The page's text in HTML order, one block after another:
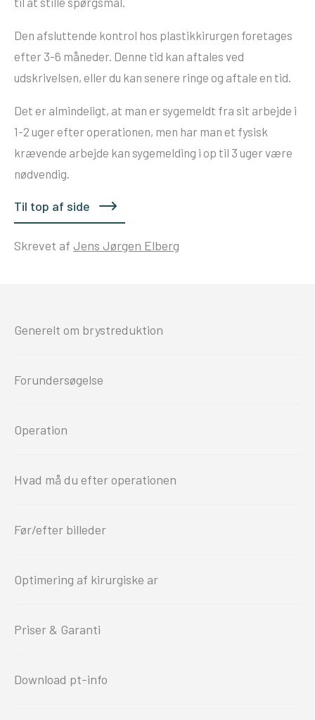
Den afsluttende kontrol hos plastikkirurgen foretages
efter 3-6 måneder. Denne tid kan aftales ved
udskrivelsen, eller du kan senere ringe og aftale en tid.
Det er almindeligt, at man er sygemeldt fra sit arbejde i
1-2 uger efter operationen, men har man et fysisk
krævende arbejde kan sygemelding i op til 3 uger være
nødvendig.
Til top af side
Skrevet af Jens Jørgen Elberg
Generelt om brystreduktion
Forundersøgelse
Operation
Hvad må du efter operationen
Før/efter billeder
Optimering af kirurgiske ar
Priser & Garanti
Download pt-info